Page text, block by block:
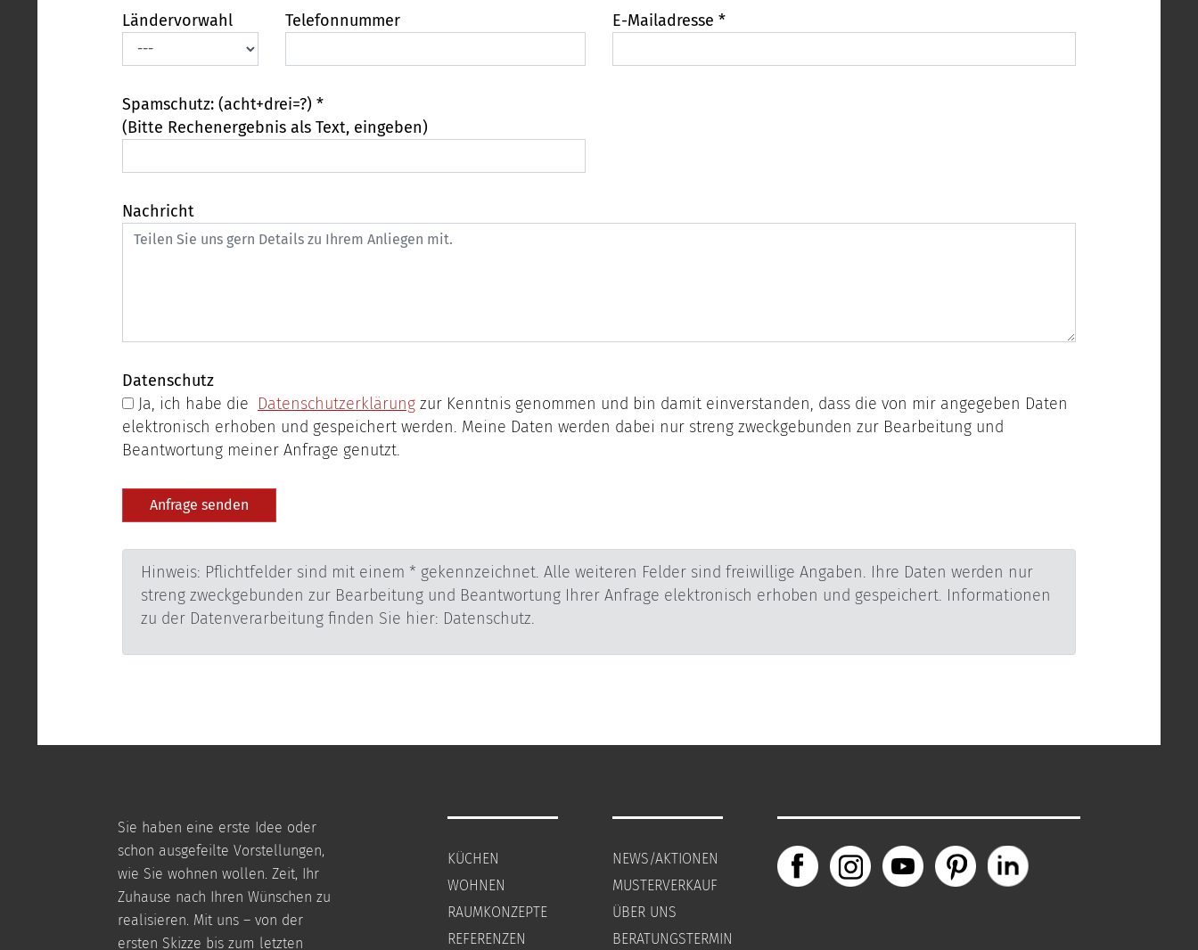
Ländervorwahl Telefonnummer E-Mailadresse *
Spamschutz: (acht+drei=?) *
(Bitte Rechenergebnis als Text, eingeben)
Nachricht
Datenschutz
Ja, ich habe die Datenschutzerklärung
elektronisch erhoben und gespeichert werden. Meine Daten werden dabei nur streng zweckgebunden zur Bearbeitung und
Beantwortung meiner Anfrage genutzt.
Hinweis: Pflichtfelder sind mit einem * gekennzeichnet. Alle weiteren Felder sind freiwillige Angaben. Ihre Daten werden nur
streng zweckgebunden zur Bearbeitung und Beantwortung Ihrer Anfrage elektronisch erhoben und gespeichert. Informationen
zu der Datenverarbeitung finden Sie hier: Datenschutz.
Sie haben eine erste Idee oder
schon ausgefeilte Vorstellungen,
wie Sie wohnen wollen. Zeit, Ihr
Zuhause nach Ihren Wünschen zu
realisieren. Mit uns – von der
ersten Skizze bis zum letzten
KÜCHEN
WOHNEN
RAUMKONZEPTE
REFERENZEN
NEWS/AKTIONEN
MUSTERVERKAUF
ÜBER UNS
BERATUNGSTERMIN